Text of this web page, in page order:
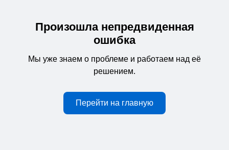
Произошла непредвиденная
ошибка
Мы уже знаем о проблеме и работаем над её
решением.
Перейти на главную